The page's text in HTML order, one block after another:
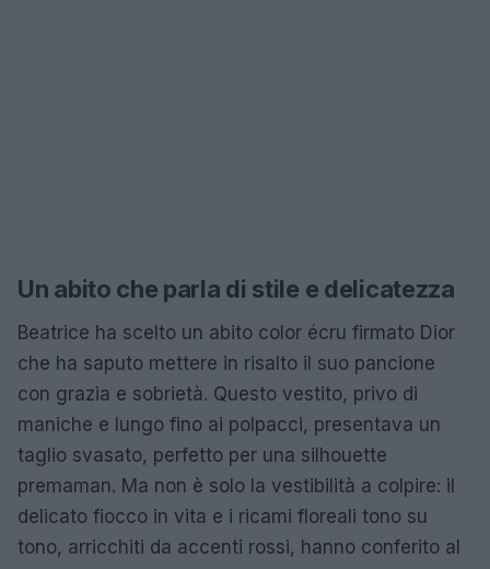
Un abito che parla di stile e delicatezza
Beatrice ha scelto un abito color écru firmato Dior
che ha saputo mettere in risalto il suo pancione
con grazia e sobrietà. Questo vestito, privo di
maniche e lungo fino ai polpacci, presentava un
taglio svasato, perfetto per una silhouette
premaman. Ma non è solo la vestibilità a colpire: il
delicato fiocco in vita e i ricami floreali tono su
tono, arricchiti da accenti rossi, hanno conferito al